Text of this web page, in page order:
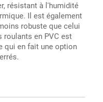
résistant à l'humidité
Il est également
robuste que celui
roulants en PVC est
qui en fait une option